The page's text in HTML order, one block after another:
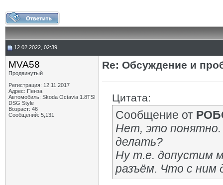
12.02.2022, 02:39
MVA58
Продвинутый
Регистрация: 12.11.2017
Адрес: Пенза
Автомобиль: Skoda Octavia 1.8TSI
DSG Style
Возраст: 46
Сообщений: 5,131
Re: Обсуждение и
Цитата:
Сообщение от
Нет, это
делать?
Ну т.е. допустим
разъём. Что с ним